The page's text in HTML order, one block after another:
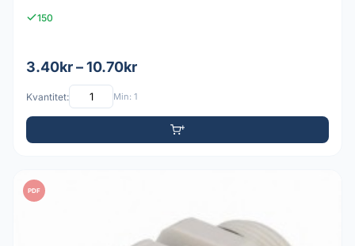
150
3.40kr – 10.70kr
Kvantitet: Min: 1
PDF